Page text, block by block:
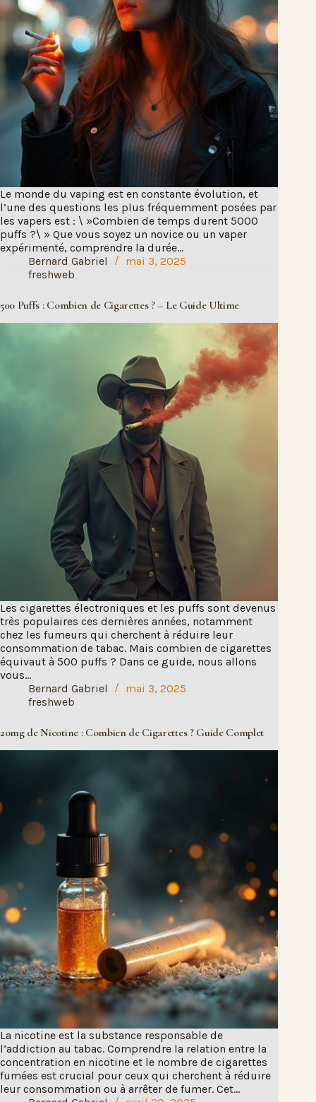
Le monde du vaping est en constante évolution, et
l’une des questions les plus fréquemment posées par
les vapers est : \ »Combien de temps durent 5000
puffs ?\ » Que vous soyez un novice ou un vaper
expérimenté, comprendre la durée…
Bernard Gabriel
mai 3, 2025
freshweb
500 Puffs : Combien de Cigarettes ? – Le Guide Ultime
Les cigarettes électroniques et les puffs sont devenus
très populaires ces dernières années, notamment
chez les fumeurs qui cherchent à réduire leur
consommation de tabac. Mais combien de cigarettes
équivaut à 500 puffs ? Dans ce guide, nous allons
vous…
Bernard Gabriel
mai 3, 2025
freshweb
20mg de Nicotine : Combien de Cigarettes ? Guide Complet
La nicotine est la substance responsable de
l’addiction au tabac. Comprendre la relation entre la
concentration en nicotine et le nombre de cigarettes
fumées est crucial pour ceux qui cherchent à réduire
leur consommation ou à arrêter de fumer. Cet…